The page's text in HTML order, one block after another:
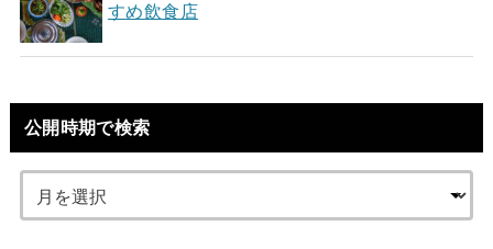
すめ飲食店
公開時期で検索